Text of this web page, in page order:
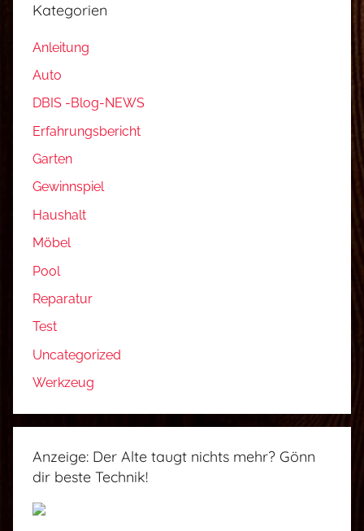
Kategorien
Anleitung
Auto
DBIS -Blog-NEWS
Erfahrungsbericht
Garten
Gewinnspiel
Haushalt
Möbel
Pool
Reparatur
Test
Uncategorized
Werkzeug
Anzeige: Der Alte taugt nichts mehr? Gönn
dir beste Technik!